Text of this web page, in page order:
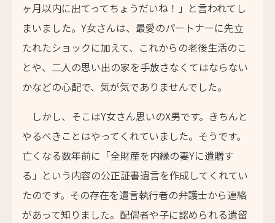
ヶ月以内に出てってちょうだいね！」と言われてし
まいました。Y女さんは、最愛のパートナーに先立
たれたショックに加えて、これからの老後生活のこ
とや、二人の思い出の家を手放さなくてはならない
かなどの心配で、気が気でありませんでした。
しかし、そこはY女さん思いのX男です。きちんと
やるべきことはやってくれていました。そうです。
亡くなる数年前に「全財産を内縁の妻Yに遺贈す
る」という内容の公正証書遺言を作成してくれてい
たのです。その存在を遺言執行者の弁護士から連絡
があって知りました。配偶者や子に認められる遺留